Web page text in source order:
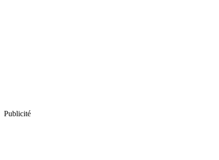
Publicité